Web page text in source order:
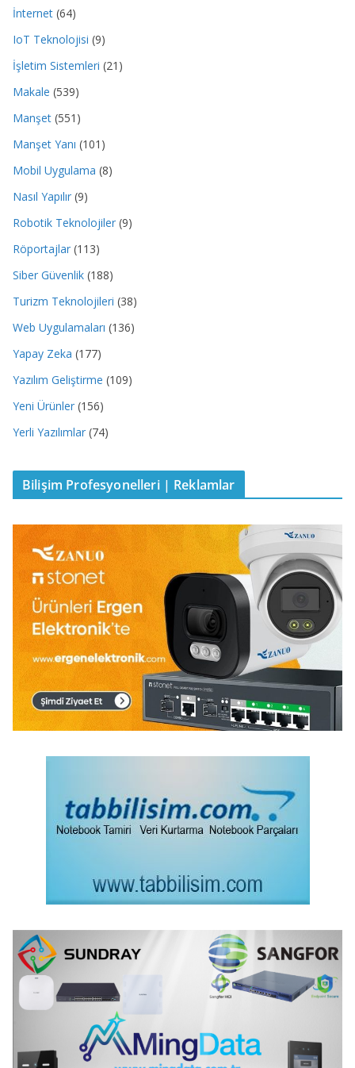
İnternet (64)
IoT Teknolojisi (9)
İşletim Sistemleri (21)
Makale (539)
Manşet (551)
Manşet Yanı (101)
Mobil Uygulama (8)
Nasıl Yapılır (9)
Robotik Teknolojiler (9)
Röportajlar (113)
Siber Güvenlik (188)
Turizm Teknolojileri (38)
Web Uygulamaları (136)
Yapay Zeka (177)
Yazılım Geliştirme (109)
Yeni Ürünler (156)
Yerli Yazılımlar (74)
Bilişim Profesyonelleri | Reklamlar